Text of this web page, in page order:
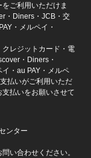
ご利用いただけま
・Diners・JCB・交
・メルペイ・
レジットカード・電
・Diners・
・au PAY・メルペ
払いがご利用いただ
払いをお願いさせて
ンター
い合わせください。